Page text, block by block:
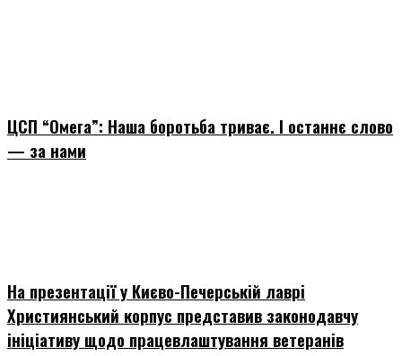
ЦСП “Омега”: Наша боротьба триває. І останнє слово
— за нами
На презентації у Києво-Печерській лаврі
Християнський корпус представив законодавчу
ініціативу щодо працевлаштування ветеранів